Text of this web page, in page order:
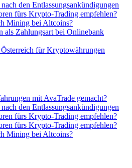
den Entlassungsankündigungen
fürs Krypto-Trading empfehlen?
Mining bei Altcoins?
als Zahlungsart bei Onlinebank
für Kryptowährungen
mit AvaTrade gemacht?
den Entlassungsankündigungen
fürs Krypto-Trading empfehlen?
fürs Krypto-Trading empfehlen?
Mining bei Altcoins?